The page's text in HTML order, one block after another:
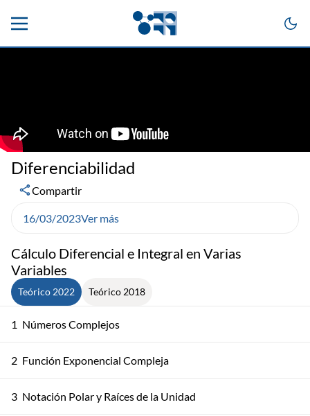
Cálculo Diferencial e Integral en Varias
Variables
Teórico 2022 Teórico 2018
1 Números Complejos
2 Función Exponencial Compleja
3 Notación Polar y Raíces de la Unidad
Diferenciabilidad
Compartir
16/03/2023Ver más